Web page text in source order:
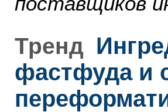
Тренд
фастфуда и